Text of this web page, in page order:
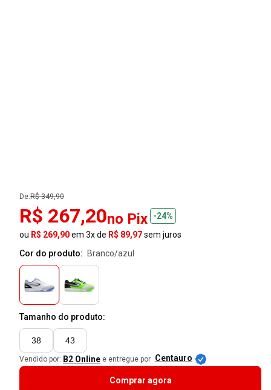
De:R$ 349,90
R$ 267,20no Pix
-24%
ou R$ 269,90em 3x de R$ 89,97sem juros
Cor do produto:
branco/azul
Tamanho do produto:
38 43
Vendido por: B2 Online e entregue por Centauro
Comprar agora